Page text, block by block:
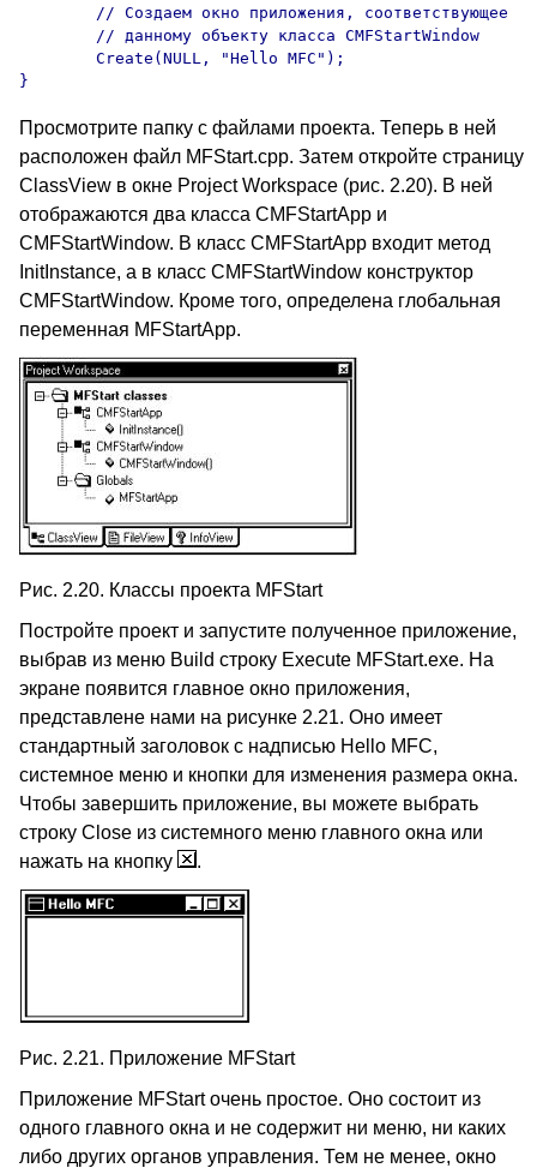
Просмотрите папку с файлами проекта. Теперь в ней
расположен файл MFStart.cpp. Затем откройте страницу
ClassView в окне Project Workspace (рис. 2.20). В ней
отображаются два класса CMFStartApp и
CMFStartWindow. В класс CMFStartApp входит метод
InitInstance, а в класс CMFStartWindow конструктор
CMFStartWindow. Кроме того, определена глобальная
переменная MFStartApp.
Рис. 2.20. Классы проекта MFStart
Постройте проект и запустите полученное приложение,
выбрав из меню Build строку Execute MFStart.exe. На
экране появится главное окно приложения,
представлене нами на рисунке 2.21. Оно имеет
стандартный заголовок с надписью Hello MFC,
системное меню и кнопки для изменения размера окна.
Чтобы завершить приложение, вы можете выбрать
строку Close из системного меню главного окна или
нажать на кнопку
.
Рис. 2.21. Приложение MFStart
Приложение MFStart очень простое. Оно состоит из
одного главного окна и не содержит ни меню, ни каких
либо других органов управления. Тем не менее, окно